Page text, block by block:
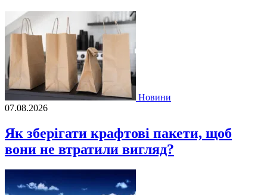
Новини
07.08.2026
Як зберігати крафтові пакети, щоб
вони не втратили вигляд?